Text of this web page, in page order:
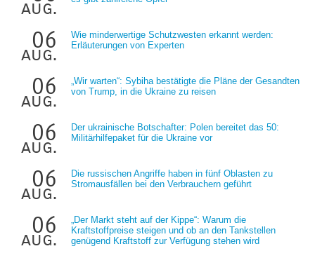
aug.
06
aug.
Wie minderwertige Schutzwesten erkannt werden:
Erläuterungen von Experten
06
aug.
„Wir warten“: Sybiha bestätigte die Pläne der Gesandten
von Trump, in die Ukraine zu reisen
06
aug.
Der ukrainische Botschafter: Polen bereitet das 50:
Militärhilfepaket für die Ukraine vor
06
aug.
Die russischen Angriffe haben in fünf Oblasten zu
Stromausfällen bei den Verbrauchern geführt
06
aug.
„Der Markt steht auf der Kippe“: Warum die
Kraftstoffpreise steigen und ob an den Tankstellen
genügend Kraftstoff zur Verfügung stehen wird